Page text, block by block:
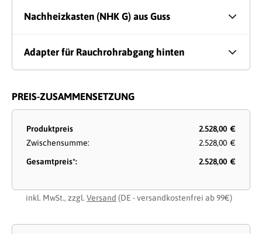
Nachheizkasten (NHK G) aus Guss
Adapter für Rauchrohrabgang hinten
PREIS-ZUSAMMENSETZUNG
Produktpreis
2.528,00 €
Zwischensumme:
2.528,00 €
Gesamtpreis*:
2.528,00 €
inkl. MwSt., zzgl. Versand (DE - versandkostenfrei ab 99€)